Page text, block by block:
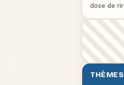
dose de
THÈMES